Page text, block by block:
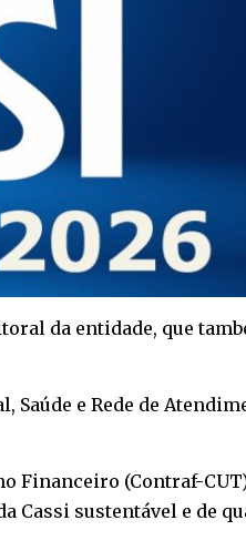
da entidade, que
Saúde e Rede de
Financeiro (Contraf-
Cassi sustentável e de